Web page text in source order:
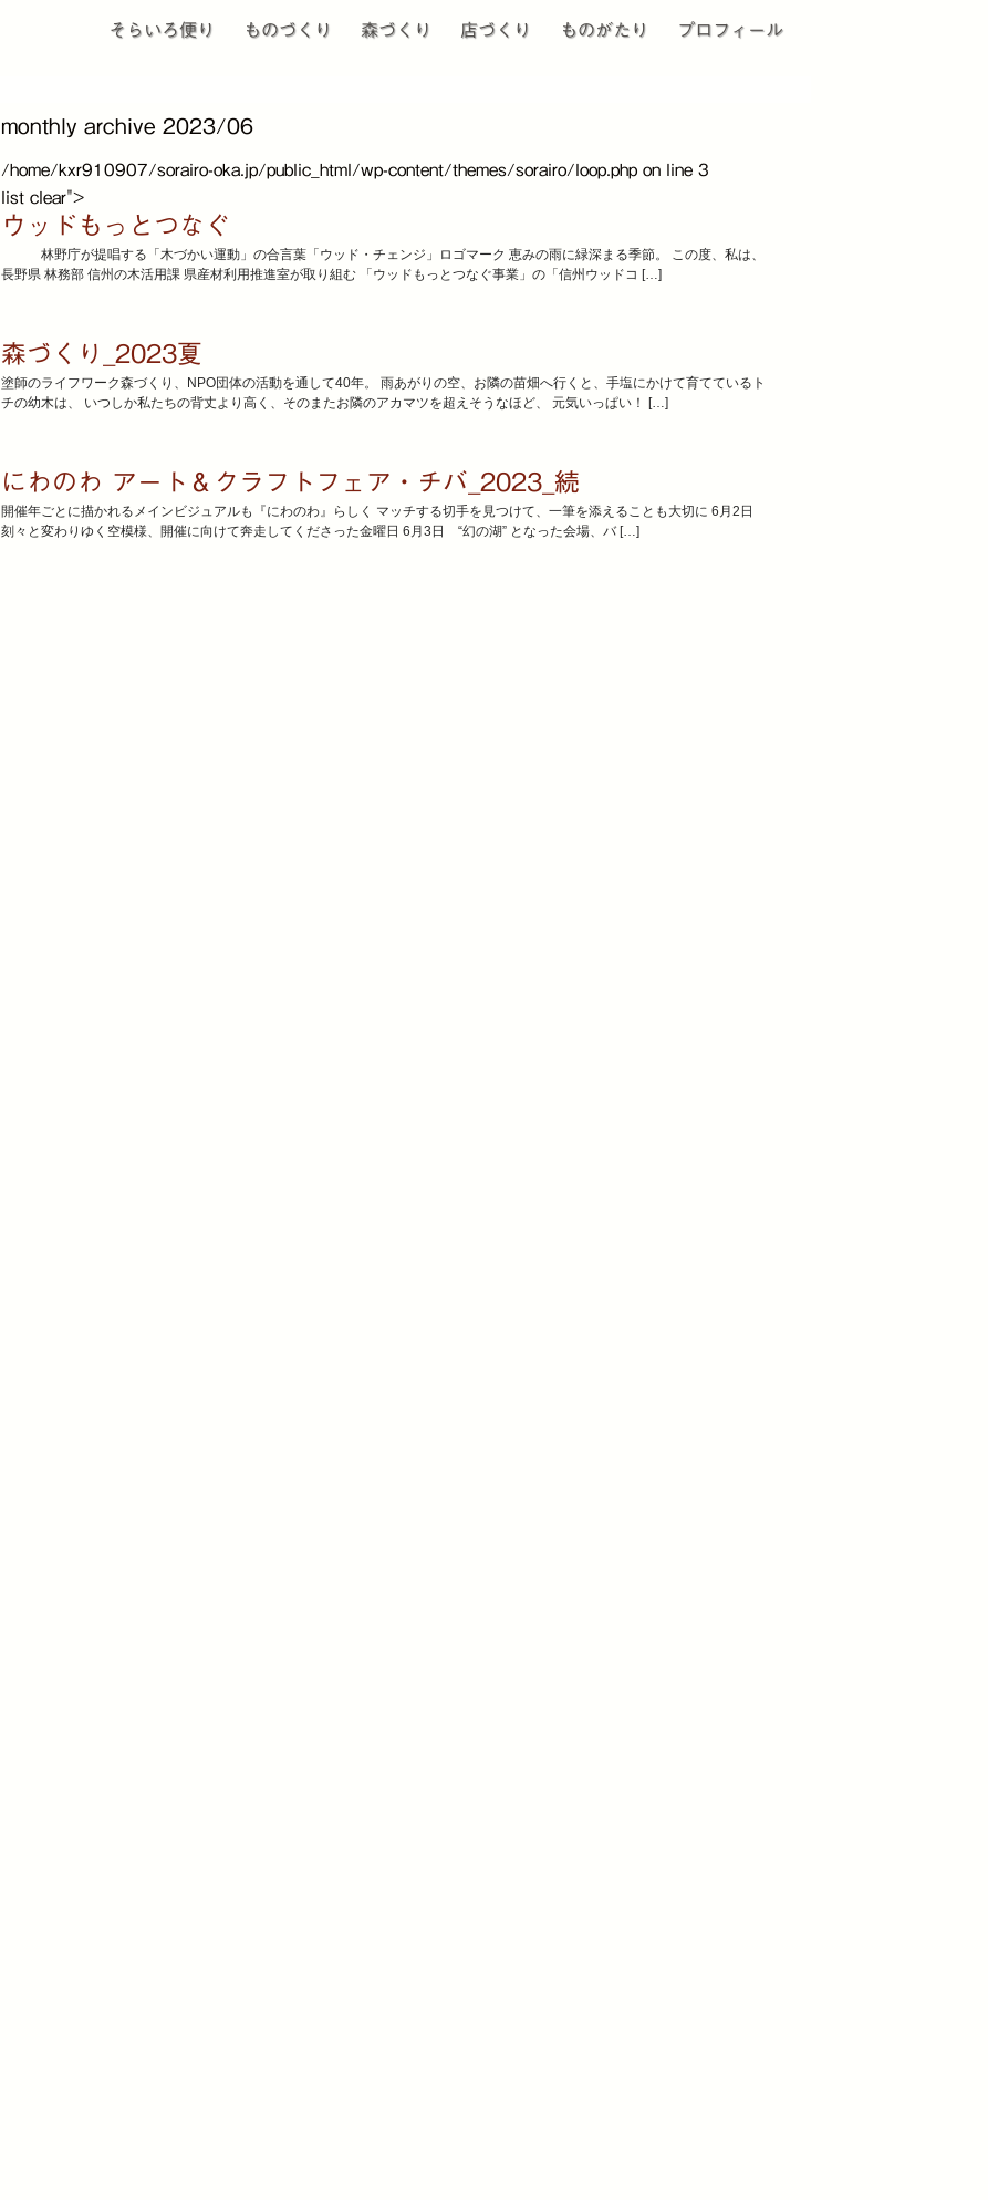
そらいろ便り ものづくり 森づくり 店づくり ものがたり プロフィール
monthly archive 2023/06
/home/kxr910907/sorairo-oka.jp/public_html/wp-content/themes/sorairo/loop.php on line 3
list clear">
ウッドもっとつなぐ
林野庁が提唱する「木づかい運動」の合言葉「ウッド・チェンジ」ロゴマーク 恵みの雨に緑深まる季節。 この度、私は、
長野県 林務部 信州の木活用課 県産材利用推進室が取り組む 「ウッドもっとつなぐ事業」の「信州ウッドコ […]
森づくり_2023夏
塗師のライフワーク森づくり、NPO団体の活動を通して40年。 雨あがりの空、お隣の苗畑へ行くと、手塩にかけて育てているト
チの幼木は、 いつしか私たちの背丈より高く、そのまたお隣のアカマツを超えそうなほど、 元気いっぱい！ […]
にわのわ アート＆クラフトフェア・チバ_2023_続
開催年ごとに描かれるメインビジュアルも『にわのわ』らしく マッチする切手を見つけて、一筆を添えることも大切に 6月2日
刻々と変わりゆく空模様、開催に向けて奔走してくださった金曜日 6月3日 “幻の湖” となった会場、バ […]